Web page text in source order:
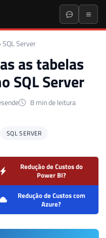
›SQL Server
as tabelas
SQL Server
8 min de leitura
SQL SERVER
Redução de Custos do
Power BI?
Redução de Custos com
Azure?